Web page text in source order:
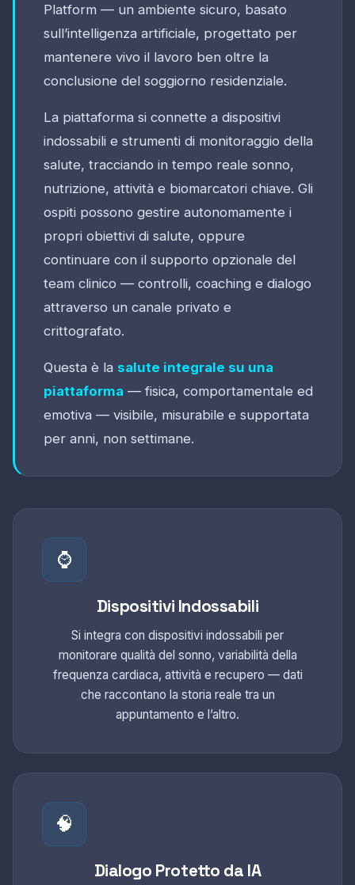
Platform — un ambiente sicuro, basato
sull’intelligenza artificiale, progettato per
mantenere vivo il lavoro ben oltre la
conclusione del soggiorno residenziale.
La piattaforma si connette a dispositivi
indossabili e strumenti di monitoraggio della
salute, tracciando in tempo reale sonno,
nutrizione, attività e biomarcatori chiave. Gli
ospiti possono gestire autonomamente i
propri obiettivi di salute, oppure
continuare con il supporto opzionale del
team clinico — controlli, coaching e dialogo
attraverso un canale privato e
crittografato.
Questa è la salute integrale su una
piattaforma — fisica, comportamentale ed
emotiva — visibile, misurabile e supportata
per anni, non settimane.
⌚
Dispositivi Indossabili
Si integra con dispositivi indossabili per
monitorare qualità del sonno, variabilità della
frequenza cardiaca, attività e recupero — dati
che raccontano la storia reale tra un
appuntamento e l’altro.
🧠
Dialogo Protetto da IA